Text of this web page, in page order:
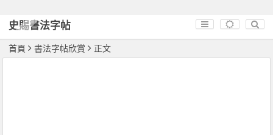
史賜書法字帖
首頁 書法字帖欣賞 正文